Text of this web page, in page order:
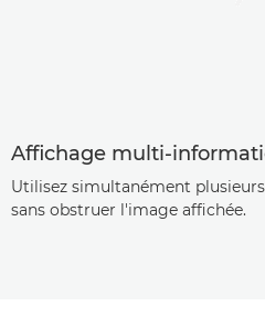
Affichage multi-
Utilisez simultanément
sans obstruer l'image affichée.